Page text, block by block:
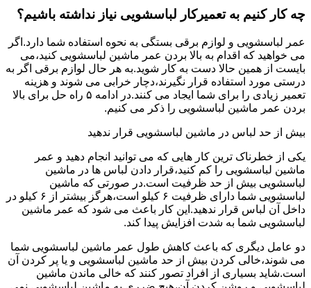
چه کار کنیم به تعمیرکار لباسشویی نیاز نداشته باشیم؟
عمر لباسشویی و لوازم برقی بستگی به نحوه استفاده شما دارد.اگر
می خواهید که اقدام به بالا بردن عمر ماشین لباسشویی کنید،می
بایست از همین حالا دست به کار شوید.به هر حال لوازم برقی اگر به
درستی مورد استفاده قرار نگیرند،دچار خرابی می شوند و هزینه
تعمیر زیادی را برای شما ایجاد می کنند.در ادامه ۵ راه حل برای بالا
بردن عمر ماشین لباسشویی را ذکر می کنیم.
بیش از حد لباس در ماشین لباسشویی قرار ندهید
یکی از خطرناک ترین کار هایی که می توانید انجام دهید و عمر
ماشین لباسشویی را کم کنید،قرار دادن لباس ها در ماشین
لباسشویی بیش از حد ظرفیت است.در صورتی که ماشین
لباسشویی شما دارای ظرفیت ۶ کیلو است،هرگز بیشتر از ۶ کیلو در
داخل آن لباس قرار ندهید.این کار باعث می شود که عمر ماشین
لباسشویی شما به شدت افزایش پیدا کند.
دو عامل دیگری که باعث کاهش طول عمر ماشین لباسشویی شما
می شوند،خالی کردن بیش از حد ماشین لباسشویی و یا پر کردن آن
است.شاید بسیاری از افراد تصور کنند که خالی ماندن ماشین